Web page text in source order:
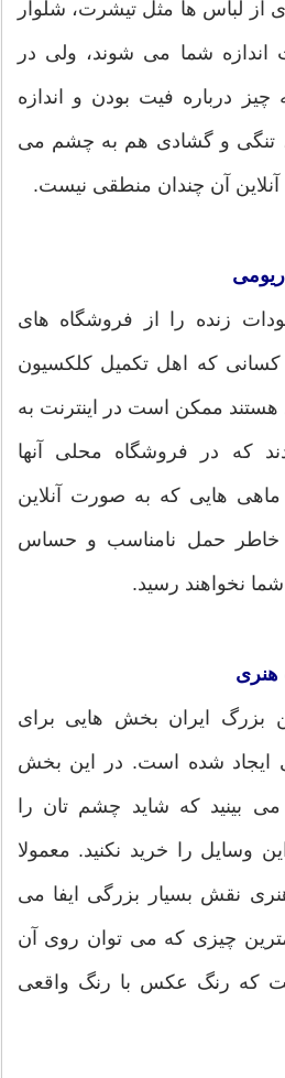
از لباس ها مثل تیشرت، شلوار
اندازه شما می شوند، ولی در
درباره فیت بودن و اندازه
تنگی و گشادی هم به چشم می
آنلاین آن چندان منطقی نیست.
زنده را از فروشگاه های
که اهل تکمیل کلکسیون
هستند ممکن است در اینترنت به
که در فروشگاه محلی آنها
هایی که به صورت آنلاین
خاطر حمل نامناسب و حساس
نخواهند رسید.
هنری
بزرگ ایران بخش هایی برای
شده است. در این بخش
می بینید که شاید چشم تان را
وسایل را خرید نکنید. معمولا
نقش بسیار بزرگی ایفا می
چیزی که می توان روی آن
که رنگ عکس با رنگ واقعی